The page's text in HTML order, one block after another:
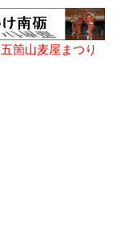
五箇山麦屋まつり